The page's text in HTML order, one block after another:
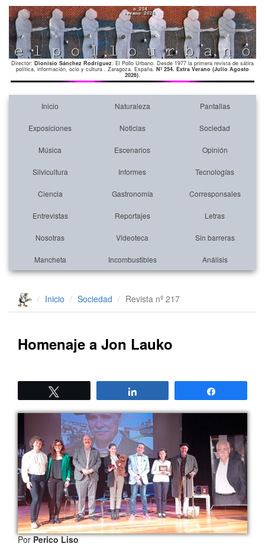
Director: Dionisio Sánchez Rodríguez. El Pollo Urbano. Desde 1977 la primera revista de sátira
política, información, ocio y cultura . Zaragoza. España. Nº 254. Extra Verano (Julio Agosto
2026).
Inicio Naturaleza Pantallas
Exposiciones Noticias Sociedad
Música Escenarios Opinión
Silvicultura Informes Tecnologías
Ciencia Gastronomía Corresponsales
Entrevistas Reportajes Letras
Nosotras Videoteca Sin barreras
Mancheta Incombustibles Análisis
Inicio Sociedad Revista nº 217
Homenaje a Jon Lauko
PorPerico Liso